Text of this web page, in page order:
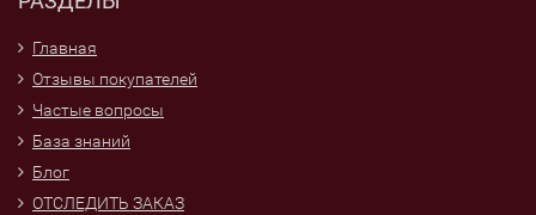
Главная
Отзывы покупателей
Частые вопросы
База знаний
Блог
ОТСЛЕДИТЬ ЗАКАЗ